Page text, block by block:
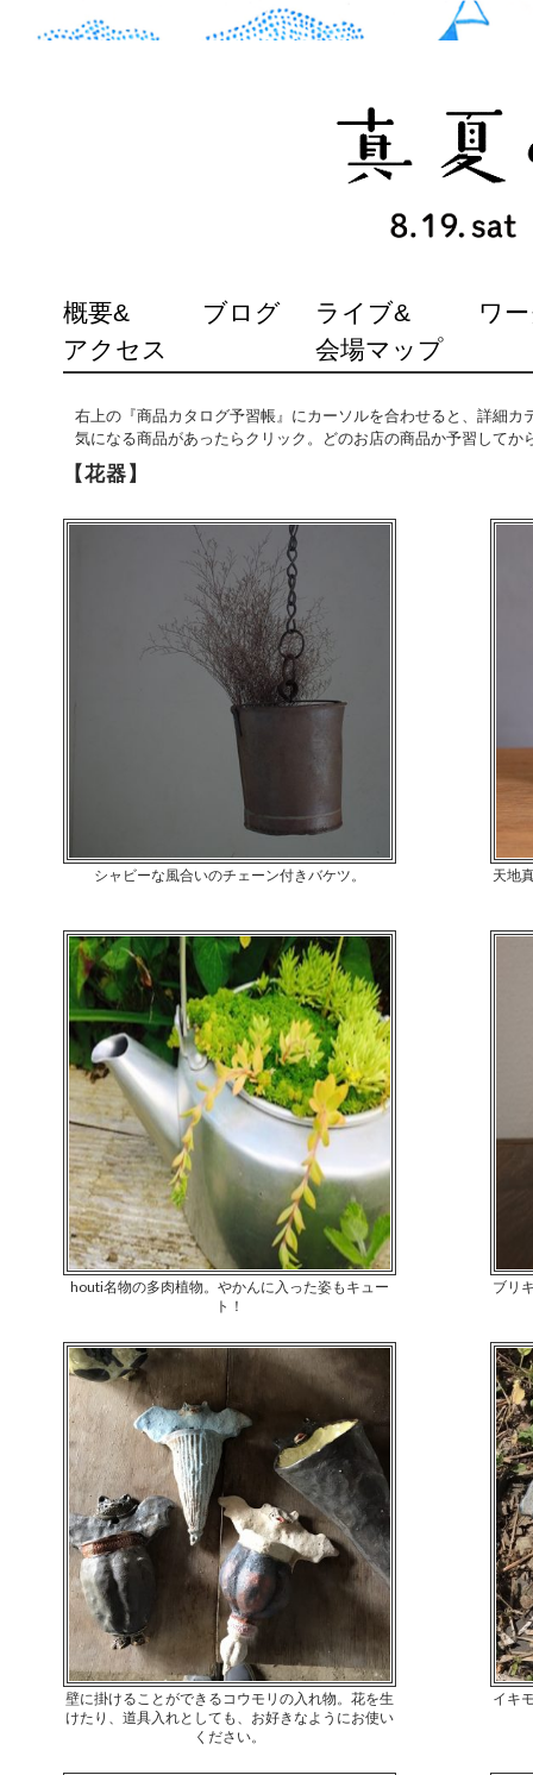
SKIP
TO
CONTENT
概要&
アクセス
ブログ
ライブ&
会場マップ
ワ
右上の『商品カタログ予習帳』にカーソルを合わせると、詳細カ
気になる商品があったらクリック。どのお店の商品か予習してか
【花器】
シャビーな風合いのチェーン付きバケツ。 天地
houti名物の多肉植物。やかんに入った姿もキュー
ト！
ブリ
壁に掛けることができるコウモリの入れ物。花を生
けたり、道具入れとしても、お好きなようにお使い
ください。
イキ